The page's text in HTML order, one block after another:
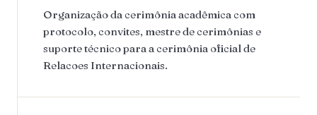
Organização da cerimônia acadêmica com
protocolo, convites, mestre de cerimônias e
suporte técnico para a cerimônia oficial de
Relacoes Internacionais.